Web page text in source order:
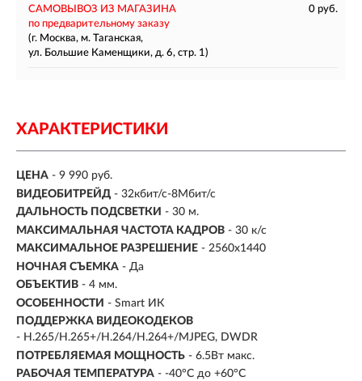
САМОВЫВОЗ ИЗ МАГАЗИНА
0 руб.
по предварительному заказу
(г. Москва, м. Таганская,
ул. Большие Каменщики, д. 6, стр. 1)
ХАРАКТЕРИСТИКИ
ЦЕНА - 9 990 руб.
ВИДЕОБИТРЕЙД - 32кбит/с-8Мбит/с
ДАЛЬНОСТЬ ПОДСВЕТКИ - 30 м.
МАКСИМАЛЬНАЯ ЧАСТОТА КАДРОВ - 30 к/с
МАКСИМАЛЬНОЕ РАЗРЕШЕНИЕ - 2560х1440
НОЧНАЯ СЪЕМКА - Да
ОБЪЕКТИВ - 4 мм.
ОСОБЕННОСТИ - Smart ИК
ПОДДЕРЖКА ВИДЕОКОДЕКОВ
- H.265/H.265+/H.264/H.264+/MJPEG, DWDR
ПОТРЕБЛЯЕМАЯ МОЩНОСТЬ - 6.5Вт макс.
РАБОЧАЯ ТЕМПЕРАТУРА - -40°C до +60°C